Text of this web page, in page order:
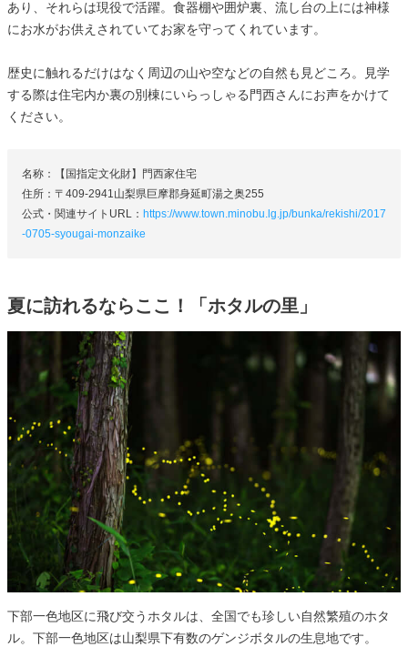
あり、それらは現役で活躍。食器棚や囲炉裏、流し台の上には神様
にお水がお供えされていてお家を守ってくれています。
歴史に触れるだけはなく周辺の山や空などの自然も見どころ。見学
する際は住宅内か裏の別棟にいらっしゃる門西さんにお声をかけて
ください。
名称：【国指定文化財】門西家住宅
住所：〒409-2941山梨県巨摩郡身延町湯之奥255
公式・関連サイトURL： https://www.town.minobu.lg.jp/bunka/rekishi/2017
-0705-syougai-monzaike
夏に訪れるならここ！「ホタルの里」
下部一色地区に飛び交うホタルは、全国でも珍しい自然繁殖のホタ
ル。下部一色地区は山梨県下有数のゲンジボタルの生息地です。